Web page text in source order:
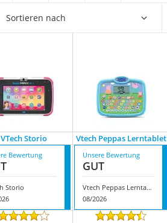
Sortieren nach
VTech Storio Vtech Peppas Lerntablet
Bewertung
Storio
Unsere Bewertung
GUT
Vtech Peppas Lerntablet
08/2026